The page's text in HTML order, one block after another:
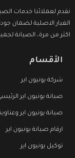
نقدم لعملائنا خدمات
الغيار الاصلية لضمان
اكثر من مرة، الصيانة
الأقسام
شركة يونيون اير
صيانة يونيون اير
صيانة يونيون اير
ارقام صيانة يونيون اير
توكيل يونيون اير